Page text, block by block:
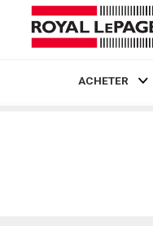
ACHETER